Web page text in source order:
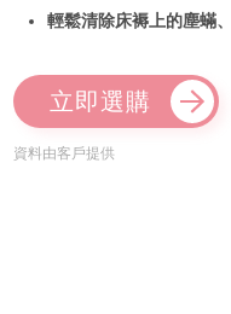
輕鬆清除床褥上的塵蟎
立即選購
資料由客戶提供